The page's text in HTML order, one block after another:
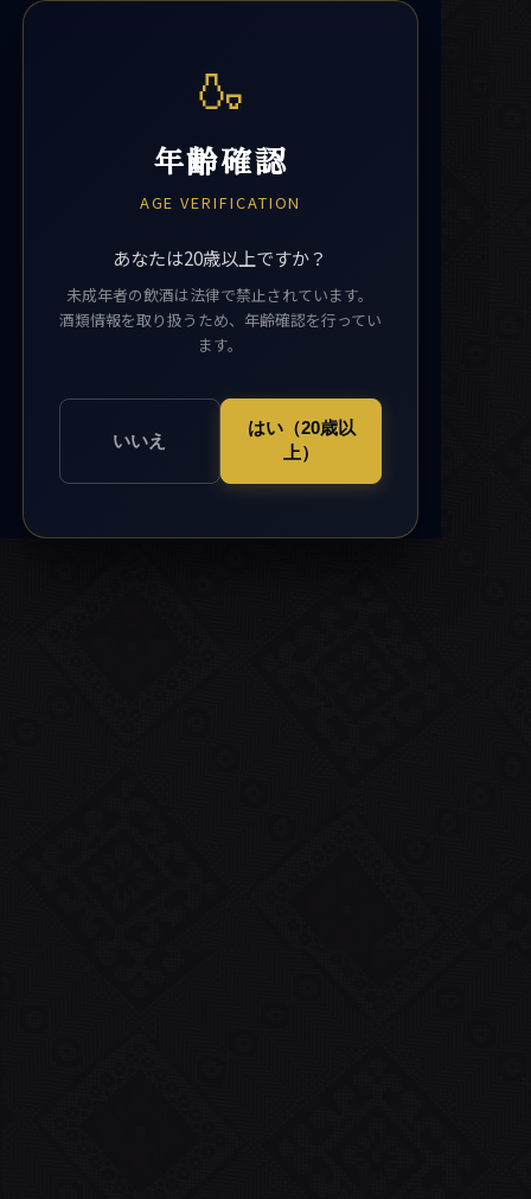
🍶
年齢確認
AGE VERIFICATION
あなたは20歳以上ですか？
未成年者の飲酒は法律で禁止されています。
酒類情報を取り扱うため、年齢確認を行ってい
ます。
いいえ
はい（20歳以
上）